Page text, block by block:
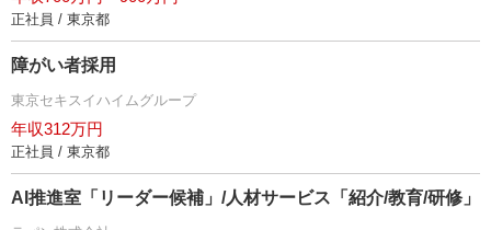
正社員 / 東京都
障がい者採用
東京セキスイハイムグループ
年収312万円
正社員 / 東京都
AI推進室「リーダー候補」/人材サービス「紹介/教育/研修」